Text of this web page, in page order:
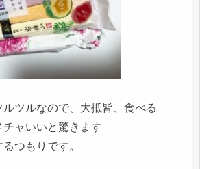
ツルなので、大抵皆、食べる
チャいいと驚きます
つもりです。